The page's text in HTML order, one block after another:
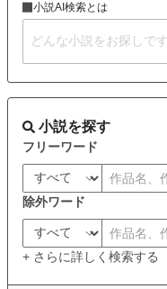
小説AI検索とは
小説を探す
フリーワード
除外ワード
+ さらに詳しく検索する